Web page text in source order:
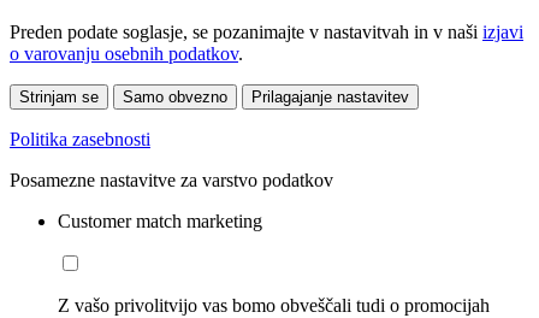
Preden podate soglasje, se pozanimajte v nastavitvah in v naši izjavi
o varovanju osebnih podatkov.
Strinjam se Samo obvezno Prilagajanje nastavitev
Politika zasebnosti
Posamezne nastavitve za varstvo podatkov
Customer match marketing
Z vašo privolitvijo vas bomo obveščali tudi o promocijah